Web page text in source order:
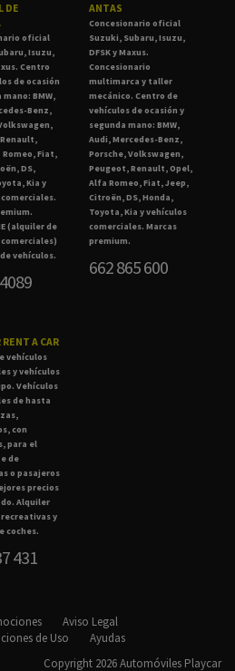
DE
oficial
Isuzu,
Centro
de ocasión
mano: BMW,
Benz,
Romeo, Fiat,
DS,
Kia y
(alquiler de
vehículos.
ANTAS
Concesionario oficial
Suzuki, Subaru, Isuzu,
DFSK y Maxus.
Concesionario
multimarca y taller
mecánico. Centro de
vehículos de ocasión y
segunda mano: BMW,
Audi, Mercedes-Benz,
Porsche, Volkswagen,
Peugeot, Renault, Opel,
Alfa Romeo, Fiat, Jeep,
Citroën, DS, Honda,
Toyota, Kia y vehículos
comerciales. Marcas
premium.
662 865 600
RENT A CAR
vehículos
y vehículos
Vehículos
de hasta
con
para el
de
o pasajeros
precios
Alquiler
y
coches.
431
Aviso Legal
de Uso
Ayudas
Copyright 2026 Automóviles Playcar